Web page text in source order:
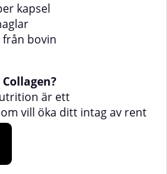
kapsel
från bovin
är ett
vill öka ditt intag av rent
som vår kropp
åren bryter vi ner mer
Effekten av detta är tex